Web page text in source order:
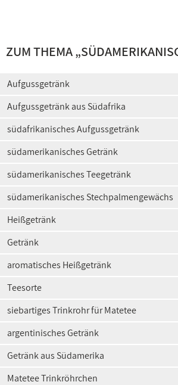
ZUM THEMA „
Aufgussgetränk
Aufgussgetränk aus Südafrika
südafrikanisches Aufgussgetränk
südamerikanisches Getränk
südamerikanisches Teegetränk
südamerikanisches Stechpalmengewächs
Heißgetränk
Getränk
aromatisches Heißgetränk
Teesorte
siebartiges Trinkrohr für Matetee
argentinisches Getränk
Getränk aus Südamerika
Matetee Trinkröhrchen